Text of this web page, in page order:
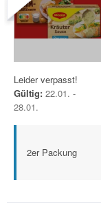
Leider verpasst!
Gültig: 22.01. -
28.01.
2er Packung